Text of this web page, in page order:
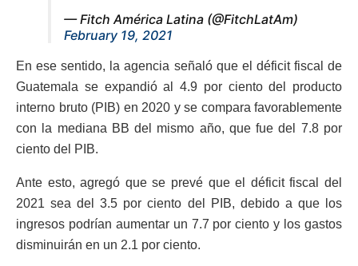
— Fitch América Latina (@FitchLatAm)
February 19, 2021
En ese sentido, la agencia señaló que el déficit fiscal de
Guatemala se expandió al 4.9 por ciento del producto
interno bruto (PIB) en 2020 y se compara favorablemente
con la mediana BB del mismo año, que fue del 7.8 por
ciento del PIB.
Ante esto, agregó que se prevé que el déficit fiscal del
2021 sea del 3.5 por ciento del PIB, debido a que los
ingresos podrían aumentar un 7.7 por ciento y los gastos
disminuirán en un 2.1 por ciento.